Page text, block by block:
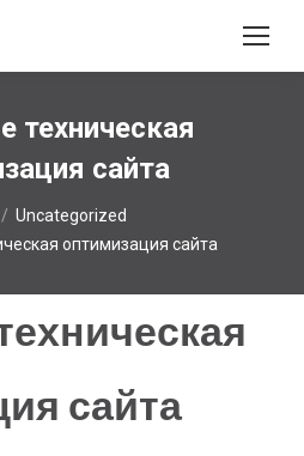
техническая
сайта
Uncategorized
оптимизация сайта
сайта